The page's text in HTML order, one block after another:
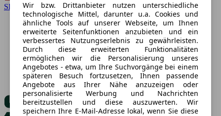
SEATWir bzw. Drittanbieter nutzen unterschiedliche
technologische Mittel, darunter u.a. Cookies und
ähnliche Tools auf unserer Webseite, um Ihnen
erweiterte Seitenfunktionen anzubieten und ein
verbessertes Nutzungserlebnis zu gewährleisten.
Durch diese erweiterten Funktionalitäten
ermöglichen wir die Personalisierung unseres
Angebotes - etwa, um Ihre Suchvorgänge bei einem
späteren Besuch fortzusetzen, Ihnen passende
Angebote aus Ihrer Nähe anzuzeigen oder
personalisierte Werbung und Nachrichten
bereitzustellen und diese auszuwerten. Wir
speichern Ihre E-Mail-Adresse lokal, wenn Sie diese